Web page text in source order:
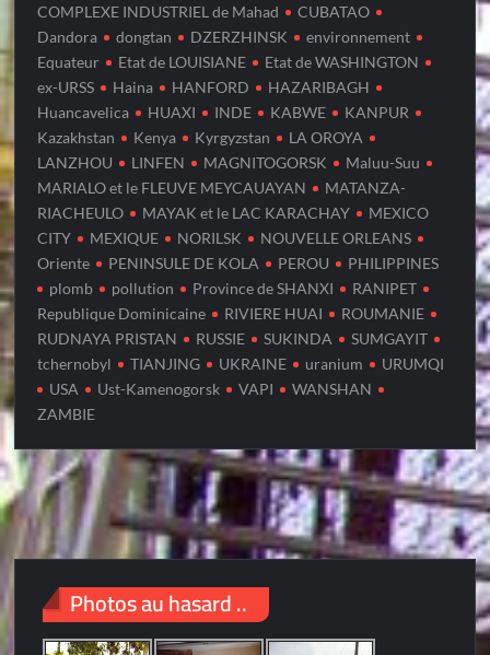
COMPLEXE INDUSTRIEL de Mahad
CUBATAO
Dandora
dongtan DZERZHINSK
environnement
Equateur
Etat de LOUISIANE
Etat de WASHINGTON
ex-URSS
Haina HANFORD
HAZARIBAGH
Huancavelica
HUAXI INDE KABWE
KANPUR
Kazakhstan
Kenya Kyrgyzstan
LA OROYA
LANZHOU
LINFEN MAGNITOGORSK
Maluu-Suu
MARIALO et le FLEUVE MEYCAUAYAN
MATANZA-
RIACHEULO
MAYAK et le LAC KARACHAY
MEXICO
CITY
MEXIQUE NORILSK
NOUVELLE ORLEANS
Oriente
PENINSULE DE KOLA PEROU
PHILIPPINES
plomb
pollution Province de SHANXI
RANIPET
Republique Dominicaine
RIVIERE HUAI
ROUMANIE
RUDNAYA PRISTAN
RUSSIE SUKINDA
SUMGAYIT
tchernobyl
TIANJING UKRAINE uranium
URUMQI
USA
Ust-Kamenogorsk VAPI
WANSHAN
ZAMBIE
Photos au hasard ..